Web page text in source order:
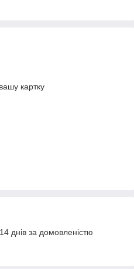
картку
днів за домовленістю